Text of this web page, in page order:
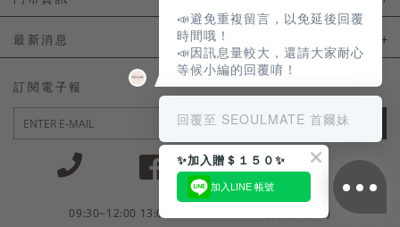
會員常見問題
訂單常見問題
商品售後服務
電子發票
門市資訊
最新消息
LINE官方會員活動
訂閱電子報
JOIN
09:30~12:00 13:00~18:30 / Mon - Fri(例假日除外)
📣避免重複留言，以免延後回覆
時間哦！
📣因訊息量較大，還請大家耐心
等候小編的回覆唷！
回覆至 SEOULMATE 首爾妹
✨加入贈＄１５０✨
加入LINE 帳號